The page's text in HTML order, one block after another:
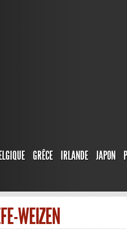
GRÊCE IRLANDE JAPON
WEIZEN